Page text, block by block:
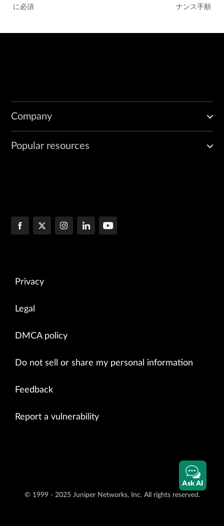
に必須
ナンス手順
Company
Popular resources
Privacy
Legal
DMCA policy
Do not sell or share my personal information
Feedback
Report a vulnerability
© 1999 - 2025 Juniper Networks, Inc. All rights reserved.
Ask AI